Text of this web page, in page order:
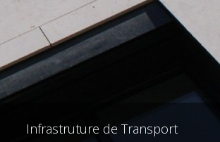
Infrastruture de Transport